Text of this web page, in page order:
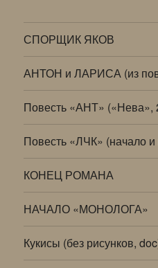
СПОРЩИК ЯКОВ
АНТОН и ЛАРИСА (из
Повесть «АНТ» («Нева»,
Повесть «ЛЧК» (начало и
КОНЕЦ РОМАНА
НАЧАЛО «МОНОЛОГА»
Кукисы (без рисунков,